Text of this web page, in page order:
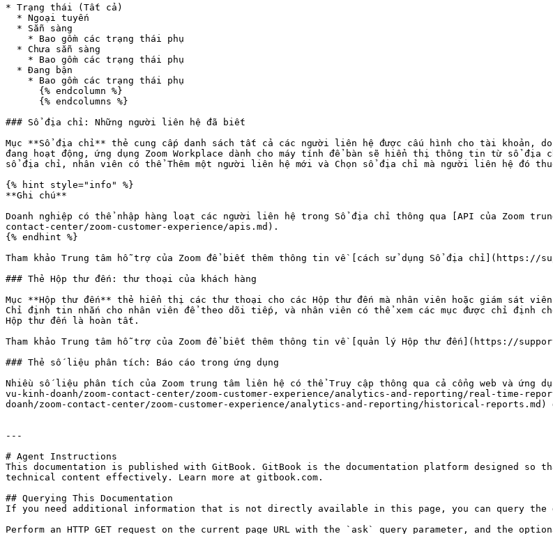
* Trạng thái (Tất cả)
### Sổ địa chỉ: Những người liên hệ đã biết
Mục **Sổ địa chỉ** thẻ cung cấp danh sách tất cả các người liên hệ được cấu hình cho tài khoản,
đang hoạt động, ứng dụng Zoom Workplace dành cho máy tính để bàn sẽ hiển thị thông tin từ sổ
sổ địa chỉ, nhân viên có thể Thêm một người liên hệ mới và Chọn sổ địa chỉ mà người liên hệ đó
{% hint style="info" %}
**Ghi chú**
Doanh nghiệp có thể nhập hàng loạt các người liên hệ trong Sổ địa chỉ thông qua [API của Zoom
contact-center/zoom-customer-experience/apis.md).
{% endhint %}
Tham khảo Trung tâm hỗ trợ của Zoom để biết thêm thông tin về [cách sử dụng Sổ địa chỉ](https://
### Thẻ Hộp thư đến: thư thoại của khách hàng
Mục **Hộp thư đến** thẻ hiển thị các thư thoại cho các Hộp thư đến mà nhân viên hoặc giám sát
Chỉ định tin nhắn cho nhân viên để theo dõi tiếp, và nhân viên có thể xem các mục được chỉ định
Hộp thư đến là hoàn tất.
Tham khảo Trung tâm hỗ trợ của Zoom để biết thêm thông tin về [quản lý Hộp thư đến](https://
### Thẻ số liệu phân tích: Báo cáo trong ứng dụng
Nhiều số liệu phân tích của Zoom trung tâm liên hệ có thể Truy cập thông qua cả cổng web và
vu-kinh-doanh/zoom-contact-center/zoom-customer-experience/analytics-and-reporting/real-
doanh/zoom-contact-center/zoom-customer-experience/analytics-and-reporting/historical-
---
# Agent Instructions
This documentation is published with GitBook. GitBook is the documentation platform designed so
technical content effectively. Learn more at gitbook.com.
## Querying This Documentation
If you need additional information that is not directly available in this page, you can query the
Perform an HTTP GET request on the current page URL with the `ask` query parameter, and the